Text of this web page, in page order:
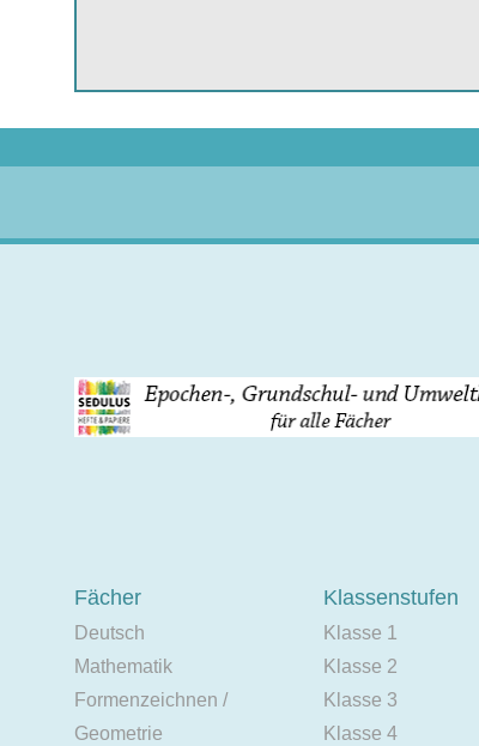
Fächer
Deutsch
Mathematik
Formenzeichnen /
Geometrie
Klassenstufen
Klasse 1
Klasse 2
Klasse 3
Klasse 4